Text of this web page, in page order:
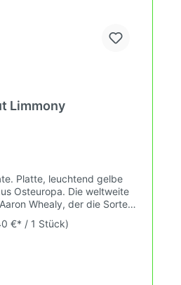
Limmony
Platte, leuchtend gelbe
Osteuropa. Die weltweite
Whealy, der die Sorte
hatte. Wuchshöhe:
€* / 1 Stück)